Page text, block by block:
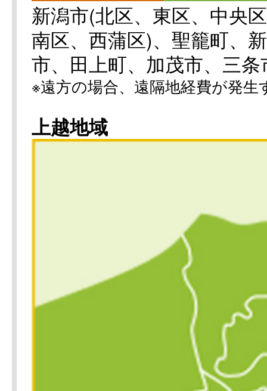
新潟市(北区、東区、中央
南区、西蒲区)、聖籠町、
市、田上町、加茂市、三
※遠方の場合、遠隔地経費が発
上越地域